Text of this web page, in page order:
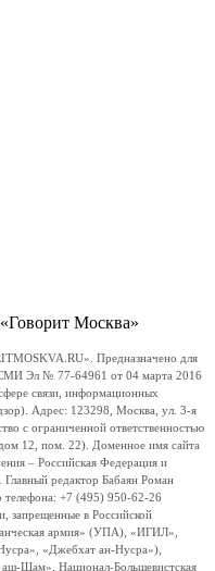
Москва»
Предназначено для
СМИ Эл № 77-64961 от 04 марта 2016
связи, информационных
Адрес: 123298, Москва, ул. 3-я
с ограниченной ответственностью
12, пом. 22). Доменное имя сайта
– Российская Федерация и
редактор Бабаян Роман
+7 (495) 950-62-26
запрещенные в Российской
армия» (УПА), «ИГИЛ»,
«Джебхат ан-Нусра»),
Шам», Национал-Большевистская